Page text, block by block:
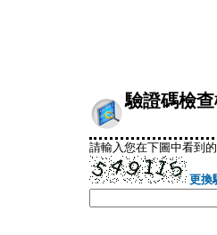
驗證碼檢查
請輸入您在下圖中看到
更換